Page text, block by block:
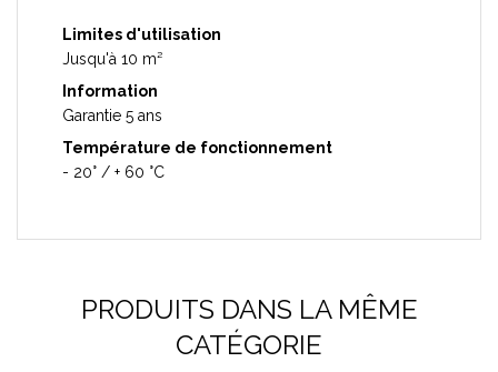
Limites d'utilisation
Jusqu'à 10 m²
Information
Garantie 5 ans
Température de fonctionnement
- 20° / + 60 °C
PRODUITS DANS LA MÊME
CATÉGORIE